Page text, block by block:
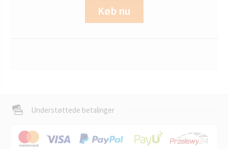
Køb nu
Understøttede betalinger